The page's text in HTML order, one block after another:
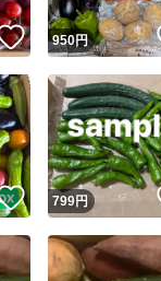
いいね！
950円
いいね！
799円